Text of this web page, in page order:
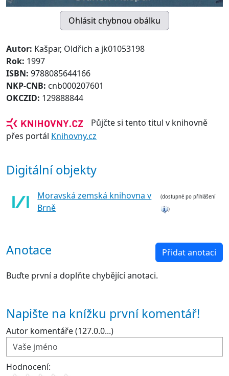
Autor: Kašpar, Oldřich a jk01053198
Rok: 1997
ISBN: 9788085644166
NKP-CNB: cnb000207601
OKCZID: 129888844
Půjčte si tento titul v knihovně
přes portál Knihovny.cz
Digitální objekty
Moravská zemská knihovna v
Brně
(dostupné po přihlášení
)
Anotace Přidat anotaci
Buďte první a doplňte chybějící anotaci.
Napište na knížku první komentář!
Autor komentáře (127.0.0...)
Hodnocení: